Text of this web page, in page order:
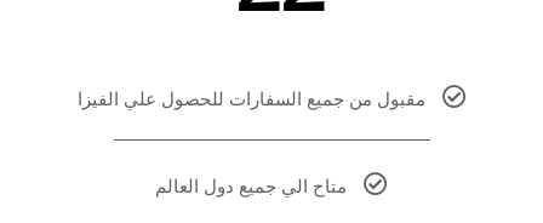
مقبول من جميع السفارات للحصول علي الفيزا
متاح الي جميع دول العالم